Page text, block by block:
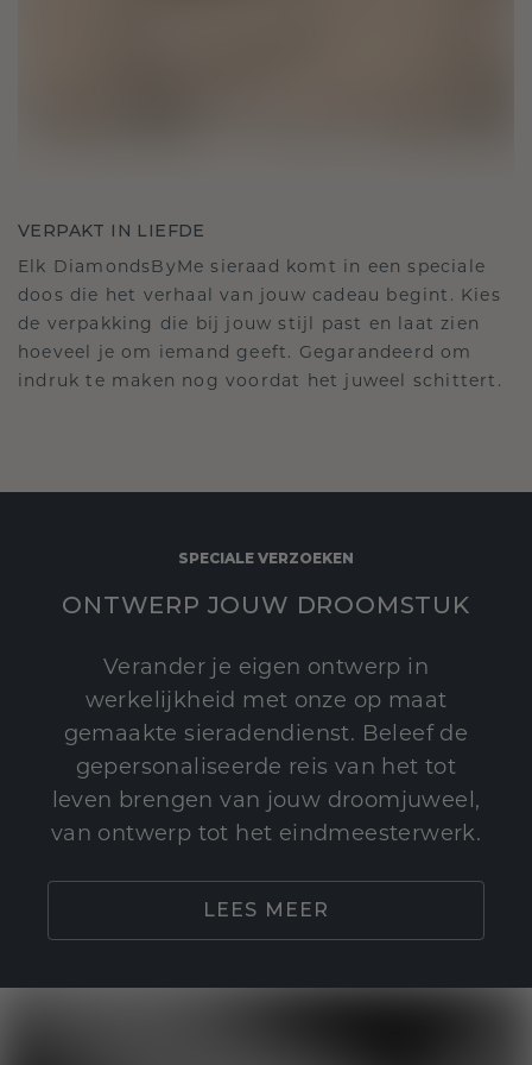
VERPAKT IN LIEFDE
Elk DiamondsByMe sieraad komt in een speciale
doos die het verhaal van jouw cadeau begint. Kies
de verpakking die bij jouw stijl past en laat zien
hoeveel je om iemand geeft. Gegarandeerd om
indruk te maken nog voordat het juweel schittert.
SPECIALE VERZOEKEN
ONTWERP JOUW DROOMSTUK
Verander je eigen ontwerp in
werkelijkheid met onze op maat
gemaakte sieradendienst. Beleef de
gepersonaliseerde reis van het tot
leven brengen van jouw droomjuweel,
van ontwerp tot het eindmeesterwerk.
LEES MEER